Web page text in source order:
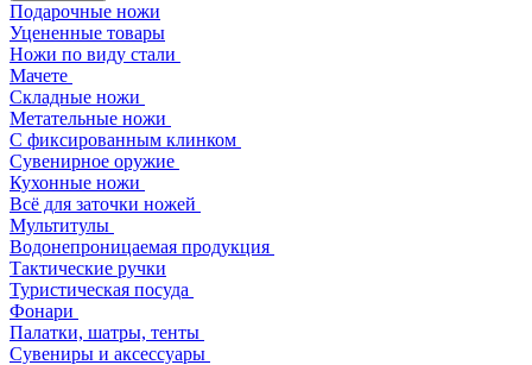
Подарочные ножи
Уцененные товары
Ножи по виду стали
Мачете
Складные ножи
Метательные ножи
С фиксированным клинком
Сувенирное оружие
Кухонные ножи
Всё для заточки ножей
Мультитулы
Водонепроницаемая продукция
Тактические ручки
Туристическая посуда
Фонари
Палатки, шатры, тенты
Сувениры и аксессуары